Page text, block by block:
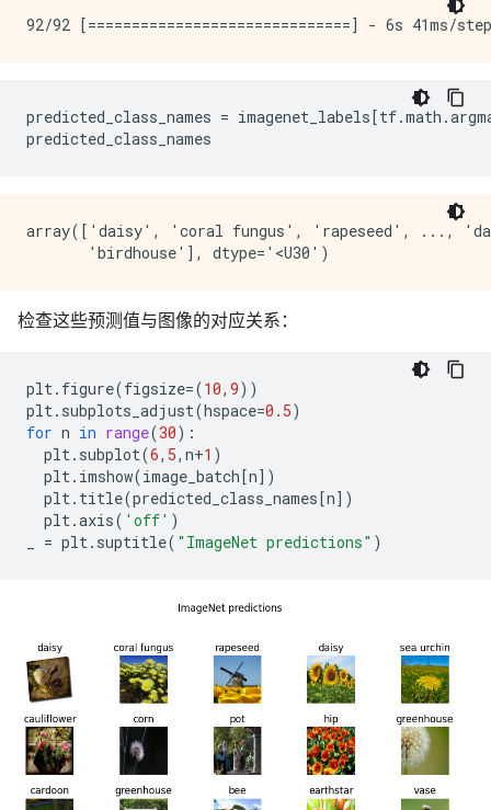
predicted_class_names = imagenet_labels[tf.math .
predicted_class_names
array(['daisy', 'coral fungus', 'rapeseed', ...,
检查这些预测值与图像的对应关系：
plt. figure(figsize=(10, 9))
plt. subplots_adjust(hspace=0.5)
for n in range(30):
plt. subplot(6, 5, n+1 )
plt. imshow(image_batch[n])
plt. title(predicted_class_names[n])
plt.axis( 'off' )
= plt. suptitle( "ImageNet predictions" )